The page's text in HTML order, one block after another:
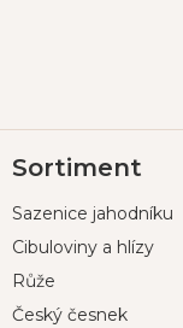
á
a
Sortiment
Sazenice jahodníku
Cibuloviny a hlízy
Růže
Český česnek